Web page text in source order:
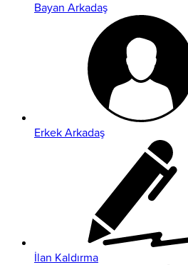
Bayan Arkadaş
Erkek Arkadaş
İlan Kaldırma